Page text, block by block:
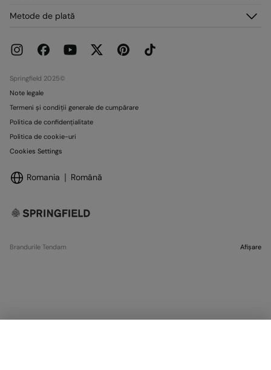
Livrare
Promoții curente
Magazine
Metode de plată
Springfield 2025©
Note legale
Termeni și condiții generale de cumpărare
Politica de confidențialitate
Politica de cookie-uri
Cookies Settings
Romania Română
Brandurile Tendam Afișare